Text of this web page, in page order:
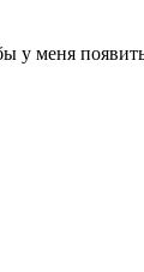
у меня